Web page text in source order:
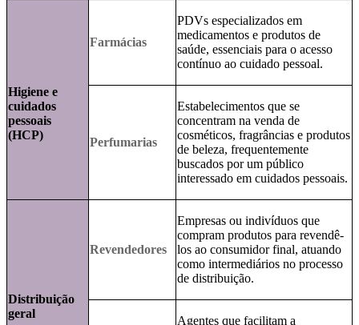
Higiene e
cuidados
pessoais
(HCP)
Farmácias
PDVs especializados em
medicamentos e produtos de
saúde, essenciais para o acesso
contínuo ao cuidado pessoal.
Perfumarias
Estabelecimentos que se
concentram na venda de
cosméticos, fragrâncias e produtos
de beleza, frequentemente
buscados por um público
interessado em cuidados pessoais.
Distribuição
geral
Revendedores
Empresas ou indivíduos que
compram produtos para revendê-
los ao consumidor final, atuando
como intermediários no processo
de distribuição.
Agentes que facilitam a